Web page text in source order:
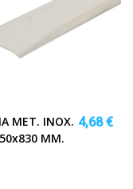
MET. INOX.
MM.
4,68 €